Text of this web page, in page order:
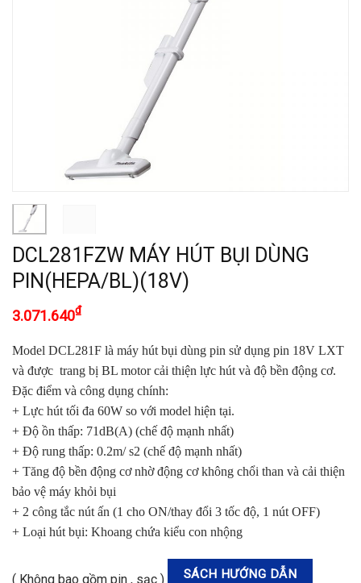
DCL281FZW MÁY HÚT BỤI DÙNG
PIN(HEPA/BL)(18V)
3.071.640₫
Model DCL281F là máy hút bụi dùng pin sử dụng pin 18V LXT
và được trang bị BL motor cải thiện lực hút và độ bền động cơ.
Đặc điểm và công dụng chính:
+ Lực hút tối đa 60W so với model hiện tại.
+ Độ ồn thấp: 71dB(A) (chế độ mạnh nhất)
+ Độ rung thấp: 0.2m/ s2 (chế độ mạnh nhất)
+ Tăng độ bền động cơ nhờ động cơ không chổi than và cải thiện
bảo vệ máy khỏi bụi
+ 2 công tắc nút ấn (1 cho ON/thay đổi 3 tốc độ, 1 nút OFF)
+ Loại hút bụi: Khoang chứa kiểu con nhộng
( Không bao gồm pin , sạc ) SÁCH HƯỚNG DẪN